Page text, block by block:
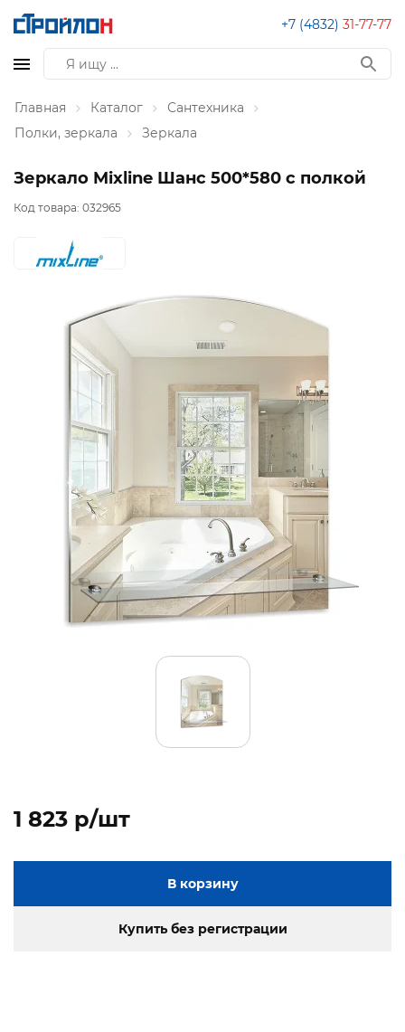
+7 (4832) 31-77-77
Главная Каталог
Сантехника
Полки, зеркала
Зеркала
Зеркало Mixline Шанс 500*580 с полкой
Код товара: 032965
1 823 p/шт
В корзину
Купить без регистрации